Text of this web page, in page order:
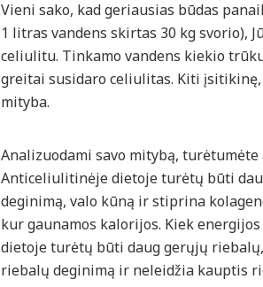
Vieni sako, kad geriausias būdas
1 litras vandens skirtas 30 kg
celiulitu. Tinkamo vandens kiekio
greitai susidaro celiulitas. Kiti
mityba.
Analizuodami savo mitybą,
Anticeliulitinėje dietoje turėtų būti
deginimą, valo kūną ir stiprina
kur gaunamos kalorijos. Kiek
dietoje turėtų būti daug gerųjų
riebalų deginimą ir neleidžia kauptis